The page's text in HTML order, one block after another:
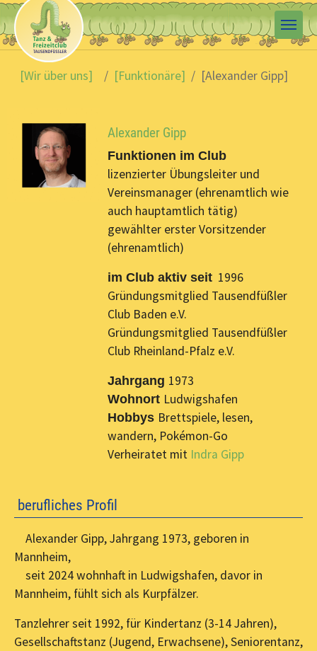
Skip to main content
You are here:
[Wir über uns]
[Funktionäre] [Alexander Gipp]
Alexander Gipp
Funktionen im Club
lizenzierter Übungsleiter und
Vereinsmanager (ehrenamtlich wie
auch hauptamtlich tätig)
gewählter erster Vorsitzender
(ehrenamtlich)
im Club aktiv seit 1996
Gründungsmitglied Tausendfüßler
Club Baden e.V.
Gründungsmitglied Tausendfüßler
Club Rheinland-Pfalz e.V.
Jahrgang 1973
Wohnort Ludwigshafen
Hobbys Brettspiele, lesen,
wandern, Pokémon-Go
Verheiratet mit Indra Gipp
berufliches Profil
Alexander Gipp, Jahrgang 1973, geboren in
Mannheim,
seit 2024 wohnhaft in Ludwigshafen, davor in
Mannheim, fühlt sich als Kurpfälzer.
Tanzlehrer seit 1992, für Kindertanz (3-14 Jahren),
Gesellschaftstanz (Jugend, Erwachsene), Seniorentanz,